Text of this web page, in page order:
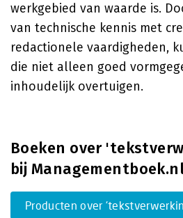
werkgebied van waarde is.
van technische kennis met
redactionele vaardigheden,
die niet alleen goed
inhoudelijk overtuigen.
Boeken over
bij
Producten over